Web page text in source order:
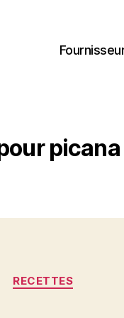
picana
RECETTES